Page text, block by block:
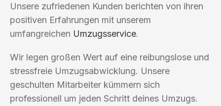
Unsere zufriedenen Kunden berichten von ihren
positiven Erfahrungen mit unserem
umfangreichen Umzugsservice.
Wir legen großen Wert auf eine reibungslose und
stressfreie Umzugsabwicklung. Unsere
geschulten Mitarbeiter kümmern sich
professionell um jeden Schritt deines Umzugs.